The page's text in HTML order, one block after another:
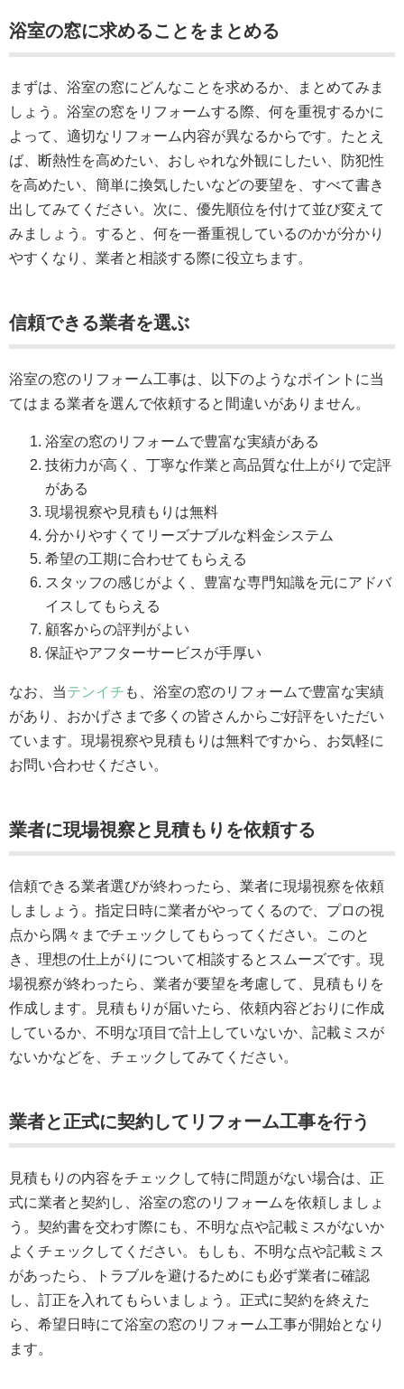
浴室の窓に求めることをまとめる
まずは、浴室の窓にどんなことを求めるか、まとめてみま
しょう。浴室の窓をリフォームする際、何を重視するかに
よって、適切なリフォーム内容が異なるからです。たとえ
ば、断熱性を高めたい、おしゃれな外観にしたい、防犯性
を高めたい、簡単に換気したいなどの要望を、すべて書き
出してみてください。次に、優先順位を付けて並び変えて
みましょう。すると、何を一番重視しているのかが分かり
やすくなり、業者と相談する際に役立ちます。
信頼できる業者を選ぶ
浴室の窓のリフォーム工事は、以下のようなポイントに当
てはまる業者を選んで依頼すると間違いがありません。
浴室の窓のリフォームで豊富な実績がある
技術力が高く、丁寧な作業と高品質な仕上がりで定評
がある
現場視察や見積もりは無料
分かりやすくてリーズナブルな料金システム
希望の工期に合わせてもらえる
スタッフの感じがよく、豊富な専門知識を元にアドバ
イスしてもらえる
顧客からの評判がよい
保証やアフターサービスが手厚い
なお、当テンイチ も、浴室の窓のリフォームで豊富な実績
があり、おかげさまで多くの皆さんからご好評をいただい
ています。現場視察や見積もりは無料ですから、お気軽に
お問い合わせください。
業者に現場視察と見積もりを依頼する
信頼できる業者選びが終わったら、業者に現場視察を依頼
しましょう。指定日時に業者がやってくるので、プロの視
点から隅々までチェックしてもらってください。このと
き、理想の仕上がりについて相談するとスムーズです。現
場視察が終わったら、業者が要望を考慮して、見積もりを
作成します。見積もりが届いたら、依頼内容どおりに作成
しているか、不明な項目で計上していないか、記載ミスが
ないかなどを、チェックしてみてください。
業者と正式に契約してリフォーム工事を行う
見積もりの内容をチェックして特に問題がない場合は、正
式に業者と契約し、浴室の窓のリフォームを依頼しましょ
う。契約書を交わす際にも、不明な点や記載ミスがないか
よくチェックしてください。もしも、不明な点や記載ミス
があったら、トラブルを避けるためにも必ず業者に確認
し、訂正を入れてもらいましょう。正式に契約を終えた
ら、希望日時にて浴室の窓のリフォーム工事が開始となり
ます。